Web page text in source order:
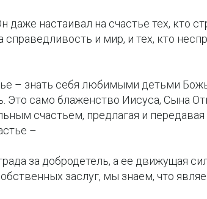
даже настаивал на счастье тех, кто
справедливость и мир, и тех, кто
– знать себя любимыми детьми
Это само блаженство Иисуса, Сына
счастьем, предлагая и
–
за добродетель, а ее движущая
заслуг, мы знаем, что